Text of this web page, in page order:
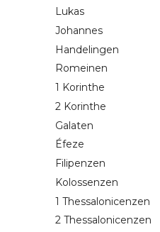
Lukas
Johannes
Handelingen
Romeinen
1 Korinthe
2 Korinthe
Galaten
Éfeze
Filipenzen
Kolossenzen
1 Thessalonicenzen
2 Thessalonicenzen